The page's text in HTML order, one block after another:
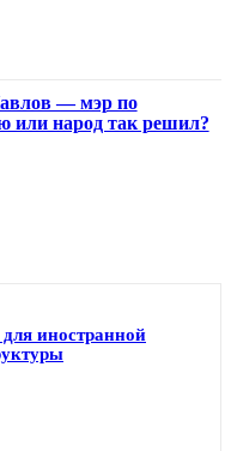
— мэр по
или народ так решил?
иностранной